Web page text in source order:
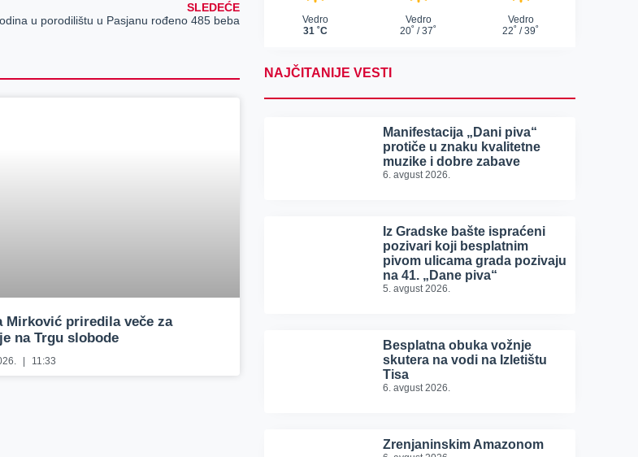
SLEDEĆE
u porodilištu u Pasjanu rođeno 485 beba
Mirković priredila veče za
na Trgu slobode
11:33
NAJČITANIJE VESTI
Manifestacija „Dani piva“
protiče u znaku kvalitetne
muzike i dobre zabave
6. avgust 2026.
Iz Gradske bašte ispraćeni
pozivari koji besplatnim
pivom ulicama grada pozivaju
na 41. „Dane piva“
5. avgust 2026.
Besplatna obuka vožnje
skutera na vodi na Izletištu
Tisa
6. avgust 2026.
Zrenjaninskim Amazonom